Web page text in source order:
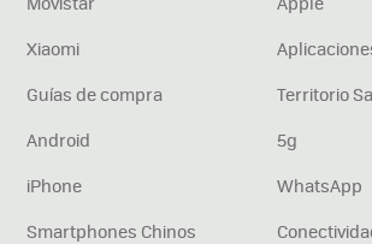
Xiaomi
Guías de compra
Territorio
Android
5g
iPhone
WhatsApp
Smartphones Chinos